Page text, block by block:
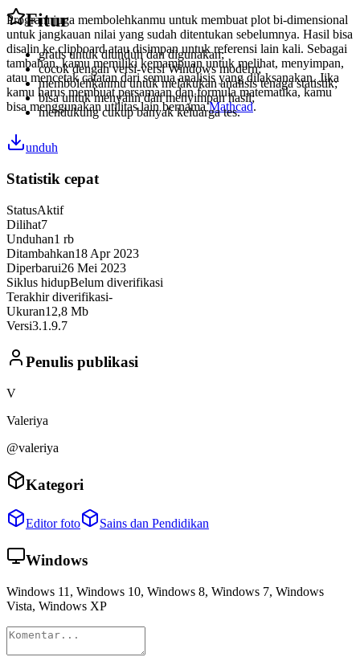
Program juga membolehkanmu untuk membuat plot bi-dimensional
untuk jangkauan nilai yang sudah ditentukan sebelumnya. Hasil bisa
disalin ke clipboard atau disimpan untuk referensi lain kali. Sebagai
tambahan, kamu memiliki kemampuan untuk melihat, menyimpan,
atau mencetak catatan dari semua analisis yang dilaksanakan. Jika
kamu harus membuat persamaan dan formula matematika, kamu
bisa menggunakan utilitas lain bernamaMathcad.
Fitur
gratis untuk diunduh dan digunakan;
cocok dengan versi-versi Windows modern;
membolehkanmu untuk melakukan analisis tenaga statistik;
bisa untuk menyalin dan menyimpan hasil;
mendukung cukup banyak keluarga tes.
unduh
Statistik cepat
StatusAktif
Dilihat7
Unduhan1 rb
Ditambahkan18 Apr 2023
Diperbarui26 Mei 2023
Siklus hidupBelum diverifikasi
Terakhir diverifikasi-
Ukuran12,8 Mb
Versi3.1.9.7
Penulis publikasi
V
Valeriya
@valeriya
Kategori
Editor foto Sains dan Pendidikan
Windows
Windows 11, Windows 10, Windows 8, Windows 7, Windows
Vista, Windows XP